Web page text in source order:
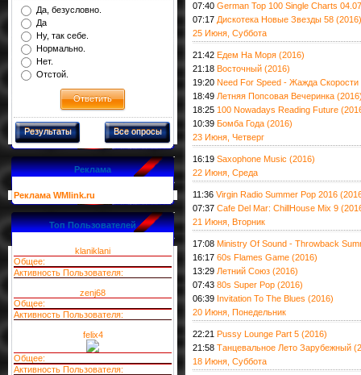
Да, безусловно.
Да
Ну, так себе.
Нормально.
Нет.
Отстой.
Результаты Все опросы
Реклама
Реклама WMlink.ru
Топ Пользователей
klaniklani
Общее:
Активность Пользователя:
zenj68
Общее:
Активность Пользователя:
felix4
Общее:
Активность Пользователя:
07:40 German Top 100 Single Charts
07:17 Дискотека Новые Звезды 58 (2016)
25 Июня, Суббота
21:42 Едем На Моря (2016)
21:18 Восточный (2016)
19:20 Need For Speed - Жажда Скорости
18:49 Летняя Попсовая Вечеринка
18:25 100 Nowadays Reading Future
10:39 Бомба Года (2016)
23 Июня, Четверг
16:19 Saxophone Music (2016)
22 Июня, Среда
11:36 Virgin Radio Summer Pop 2016
07:37 Cafe Del Mar: ChillHouse Mix 9
21 Июня, Вторник
17:08 Ministry Of Sound - Throwback
16:17 60s Flames Game (2016)
13:29 Летний Союз (2016)
07:43 80s Super Pop (2016)
06:39 Invitation To The Blues (2016)
20 Июня, Понедельник
22:21 Pussy Lounge Part 5 (2016)
21:58 Танцевальное Лето Зарубежный
18 Июня, Суббота